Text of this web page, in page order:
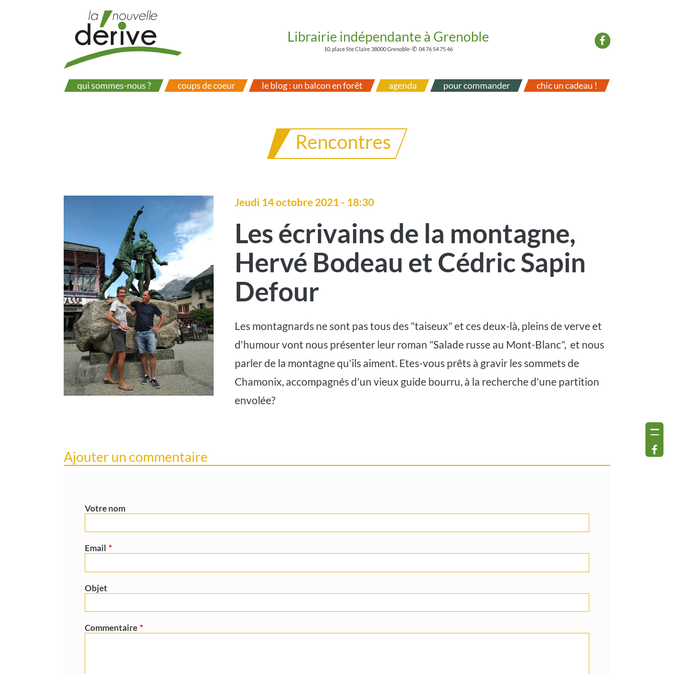
Librairie indépendante à Grenoble
10, place Ste Claire 38000 Grenoble-✆ 04 76 54 75 46
qui sommes-nous ? coups de coeur le blog : un balcon en forêt agenda pour commander chic un cadeau !
Rencontres
Jeudi 14 octobre 2021 - 18:30
Les écrivains de la montagne,
Hervé Bodeau et Cédric Sapin
Defour
Les montagnards ne sont pas tous des "taiseux" et ces deux-là, pleins de verve et
d'humour vont nous présenter leur roman "Salade russe au Mont-Blanc", et nous
parler de la montagne qu'ils aiment. Etes-vous prêts à gravir les sommets de
Chamonix, accompagnés d'un vieux guide bourru, à la recherche d'une partition
envolée?
Ajouter un commentaire
Votre nom
Email
Objet
Commentaire